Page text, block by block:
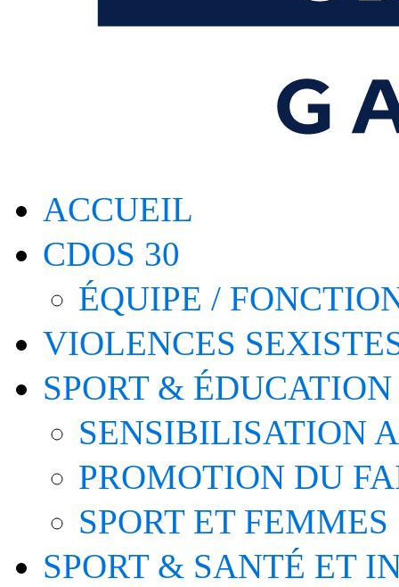
ACCUEIL
CDOS 30
ÉQUIPE /
VIOLENCES
SPORT &
SENSIBILISATION
PROMOTION DU
SPORT ET FEMMES
SPORT & SANTÉ ET